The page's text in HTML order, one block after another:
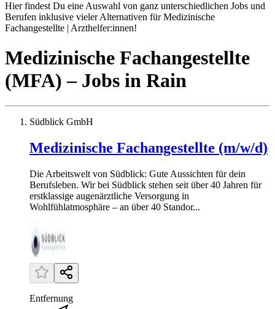
Hier findest Du eine Auswahl von ganz unterschiedlichen Jobs und
Berufen inklusive vieler Alternativen für Medizinische
Fachangestellte | Arzthelfer:innen!
Medizinische Fachangestellte
(MFA) – Jobs in Rain
Südblick GmbH
Medizinische Fachangestellte (m/w/d)
Die Arbeitswelt von Südblick: Gute Aussichten für dein
Berufsleben. Wir bei Südblick stehen seit über 40 Jahren für
erstklassige augenärztliche Versorgung in
Wohlfühlatmosphäre – an über 40 Standor...
Entfernung